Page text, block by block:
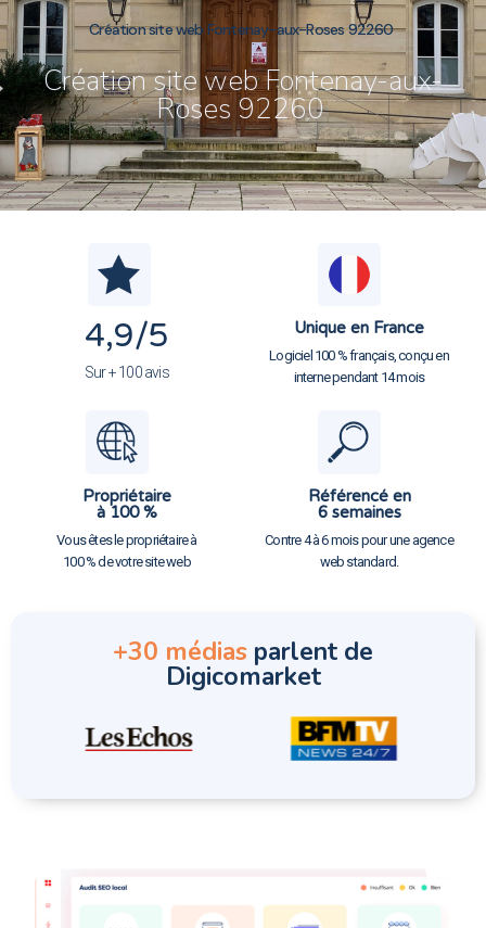
Création site web Fontenay-aux-Roses 92260
Création site web Fontenay-aux-
Roses 92260
4,9/5
Sur + 100 avis
Unique en France
Logiciel 100 % français, conçu en
interne pendant 14 mois
Propriétaire
à 100 %
Vous êtes le propriétaire à
100 % de votre site web
Référencé en
6 semaines
Contre 4 à 6 mois pour une agence
web standard.
+30 médias parlent de
Digicomarket